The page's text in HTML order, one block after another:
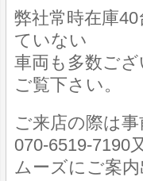
弊社常時在庫
ていない
車両も多数ご
ご覧下さい。
ご来店の際は
070-6519-7190
ムーズにご案